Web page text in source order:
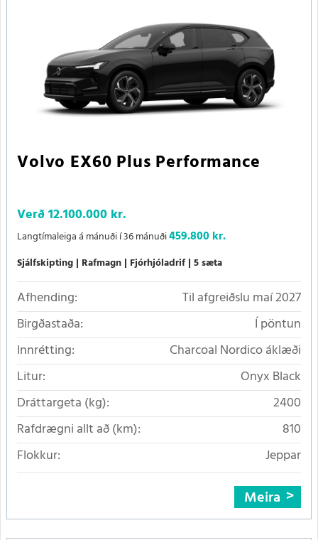
Volvo EX60 Plus Performance
Verð12.100.000 kr.
Langtímaleiga á mánuði í 36 mánuði459.800 kr.
Sjálfskipting Rafmagn Fjórhjóladrif 5 sæta
Afhending:
Til afgreiðslu maí 2027
Birgðastaða:
Í pöntun
Innrétting:
Charcoal Nordico áklæði
Litur:
Onyx Black
Dráttargeta (kg):
2400
Rafdrægni allt að (km):
810
Flokkur:
Jeppar
Meira